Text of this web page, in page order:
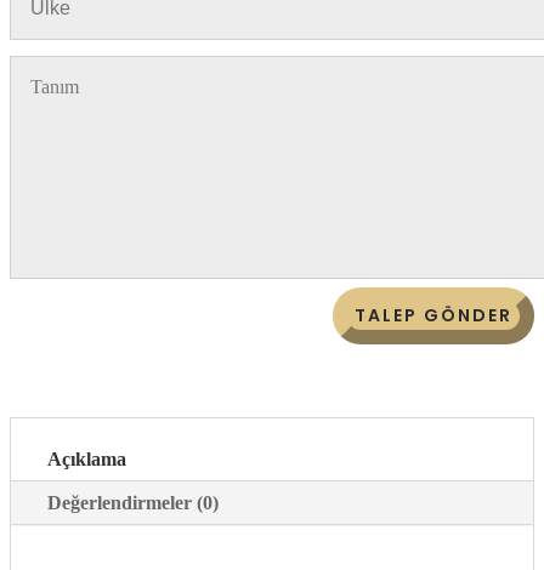
TALEP GÖNDER
Açıklama
Değerlendirmeler (0)